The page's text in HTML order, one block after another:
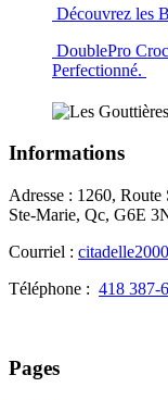
Découvrez les
DoublePro
Perfectionné.
Informations
Adresse : 1260, Route
Ste-Marie, Qc, G6E
Courriel :
Téléphone : 418 387-
Pages